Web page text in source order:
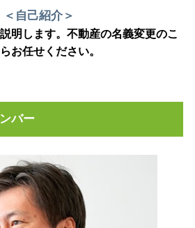
＜自己紹介＞
明します。不動産の名義変更のこ
お任せください。
バー